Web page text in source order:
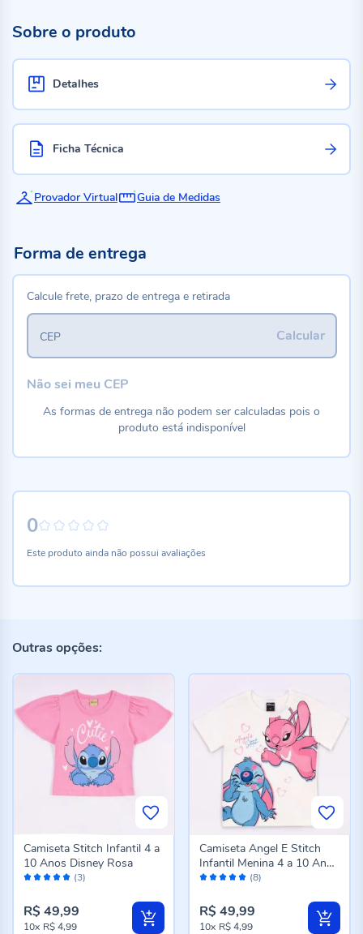
Sobre o produto
Detalhes
Ficha Técnica
Provador Virtual Guia de Medidas
0
Este produto ainda não possui avaliações
Forma de entrega
Calcule frete, prazo de entrega e retirada
Calcular
CEP
Não sei meu CEP
As formas de entrega não podem ser calculadas pois o
produto está indisponível
Outras opções:
Avaliação: (3)
Camiseta Stitch Infantil 4 a
10 Anos Disney Rosa
R$ 49,99
10x R$ 4,99
Avaliação: (8)
Camiseta Angel E Stitch
Infantil Menina 4 a 10 Anos
Disney Natural
R$ 49,99
10x R$ 4,99